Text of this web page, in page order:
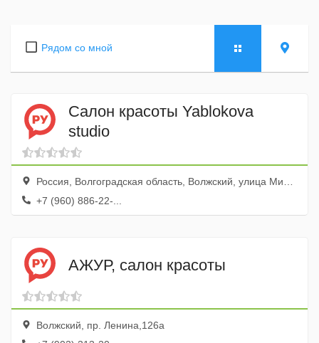
Рядом со мной
Салон красоты Yablokova
studio
Россия, Волгоградская область, Волжский, улица Мира, 74
+7 (960) 886-22-...
АЖУР, салон красоты
Волжский, пр. Ленина,126а